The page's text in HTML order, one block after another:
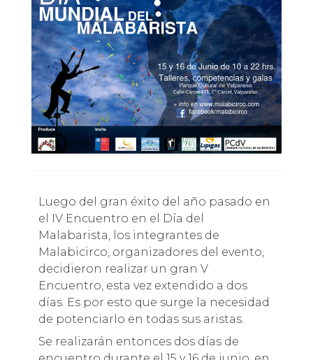
Luego del gran éxito del año pasado en
el IV Encuentro en el Día del
Malabarista, los integrantes de
Malabicirco, organizadores del evento,
decidieron realizar un gran V
Encuentro, esta vez extendido a dos
días. Es por esto que surge la necesidad
de potenciarlo en todas sus aristas.
Se realizarán entonces dos días de